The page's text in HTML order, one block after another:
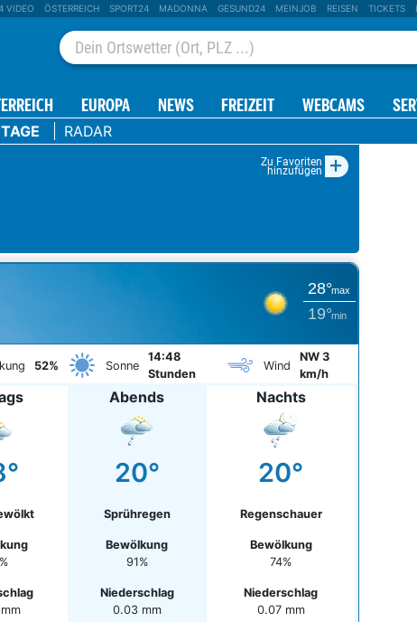
VIDEO ÖSTERREICH SPORT24 MADONNA GESUND24 MEINJOB REISEN TICKETS
EUROPA NEWS FREIZEIT WEBCAMS
RADAR
Zu Favoriten
hinzufügen +
28°max
19°min
52% Sonne
14:48
Stunden
Wind
NW 3
km/h
Abends
20°
Sprühregen
Bewölkung
91%
Niederschlag
0.03 mm
Nachts
20°
Regenschauer
Bewölkung
74%
Niederschlag
0.07 mm